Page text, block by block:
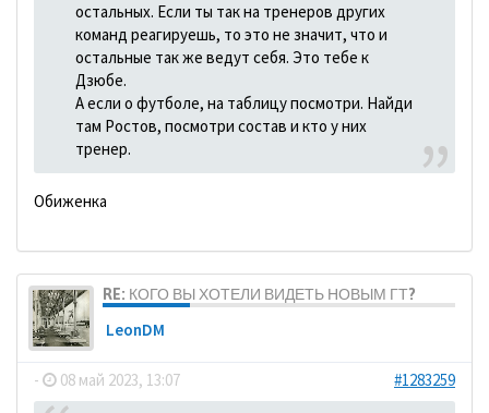
остальных. Если ты так на тренеров других
команд реагируешь, то это не значит, что и
остальные так же ведут себя. Это тебе к
Дзюбе.
А если о футболе, на таблицу посмотри. Найди
там Ростов, посмотри состав и кто у них
тренер.
Обиженка
RE: КОГО ВЫ ХОТЕЛИ ВИДЕТЬ НОВЫМ ГТ?
LeonDM
- 08 май 2023, 13:07 #1283259